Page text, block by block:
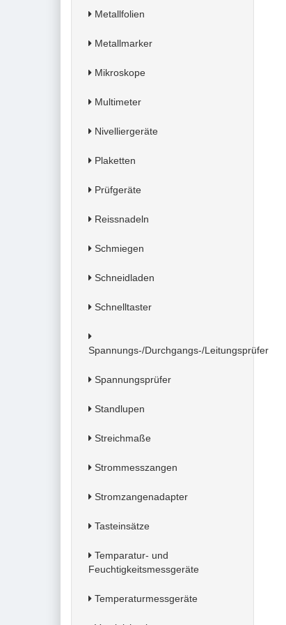
Metallfolien
Metallmarker
Mikroskope
Multimeter
Nivelliergeräte
Plaketten
Prüfgeräte
Reissnadeln
Schmiegen
Schneidladen
Schnelltaster
Spannungs-/Durchgangs-/Leitungsprüfer
Spannungsprüfer
Standlupen
Streichmaße
Strommesszangen
Stromzangenadapter
Tasteinsätze
Temparatur- und
Feuchtigkeitsmessgeräte
Temperaturmessgeräte